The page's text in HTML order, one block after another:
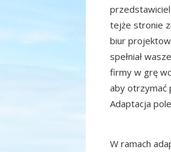
tejże stronie
biur
spełniał
firmy w grę
aby otrzymać
Adaptacja
W ramach